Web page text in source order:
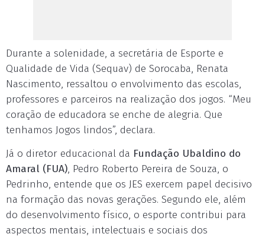
Durante a solenidade, a secretária de Esporte e
Qualidade de Vida (Sequav) de Sorocaba, Renata
Nascimento, ressaltou o envolvimento das escolas,
professores e parceiros na realização dos jogos. “Meu
coração de educadora se enche de alegria. Que
tenhamos Jogos lindos”, declara.
Já o diretor educacional da Fundação Ubaldino do
Amaral (FUA), Pedro Roberto Pereira de Souza, o
Pedrinho, entende que os JES exercem papel decisivo
na formação das novas gerações. Segundo ele, além
do desenvolvimento físico, o esporte contribui para
aspectos mentais, intelectuais e sociais dos